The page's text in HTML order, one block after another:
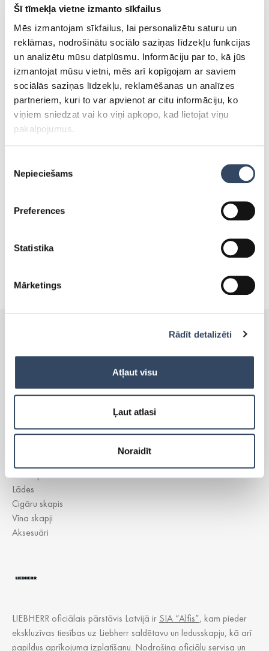
Šī tīmekļa vietne izmanto sīkfailus
Mēs izmantojam sīkfailus, lai personalizētu saturu un
reklāmas, nodrošinātu sociālo saziņas līdzekļu funkcijas
un analizētu mūsu datplūsmu. Informāciju par to, kā jūs
izmantojat mūsu vietni, mēs arī kopīgojam ar saviem
sociālās saziņas līdzekļu, reklamēšanas un analīzes
partneriem, kuri to var apvienot ar citu informāciju, ko
viņiem sniedzat vai ko viņi apkopo, kad lietojat viņu
pakalpojumus.
izvēle
Nepieciešams
Preferences
Statistika
Mārketings
Rādīt detalizēti
Atļaut visu
Ļaut atlasi
Noraidīt
JANISD
Dalies
TIKT IZMANTOTAS ZEMĀS
LIEBHERR oficiālais pārstāvis Latvijā ir SIA “Alfis”, kam pieder
ekskluzīvas tiesības uz Liebherr saldētavu un ledusskapju, kā arī
papildus aprīkojuma izplatīšanu. Nodrošina oficiālu servisa un
Brīvi stāvoši ledusskapji
Iebūvējamās saldētavas
Lādes
Cigāru skapis
Vīna skapji
Aksesuāri